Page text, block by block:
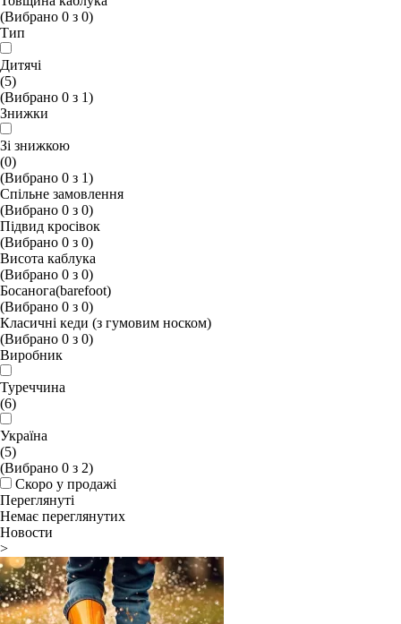
(Вибрано 0 з 0)
Тип
Дитячі
(5)
(Вибрано 0 з 1)
Знижки
Зі знижкою
(0)
(Вибрано 0 з 1)
Спільне замовлення
(Вибрано 0 з 0)
Підвид кросівок
(Вибрано 0 з 0)
Висота каблука
(Вибрано 0 з 0)
Босанога(barefoot)
(Вибрано 0 з 0)
Класичні кеди (з гумовим носком)
(Вибрано 0 з 0)
Виробник
Туреччина
(6)
Україна
(5)
(Вибрано 0 з 2)
Скоро у продажі
Переглянуті
Немає переглянутих
Новости
>